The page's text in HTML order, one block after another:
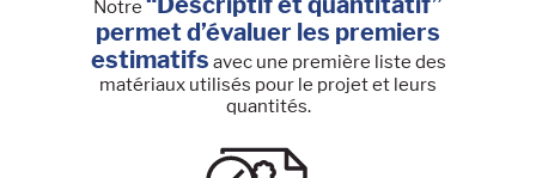
Notre
permet d’évaluer les premiers
estimatifs avec une première liste des
matériaux utilisés pour le projet et leurs
quantités.